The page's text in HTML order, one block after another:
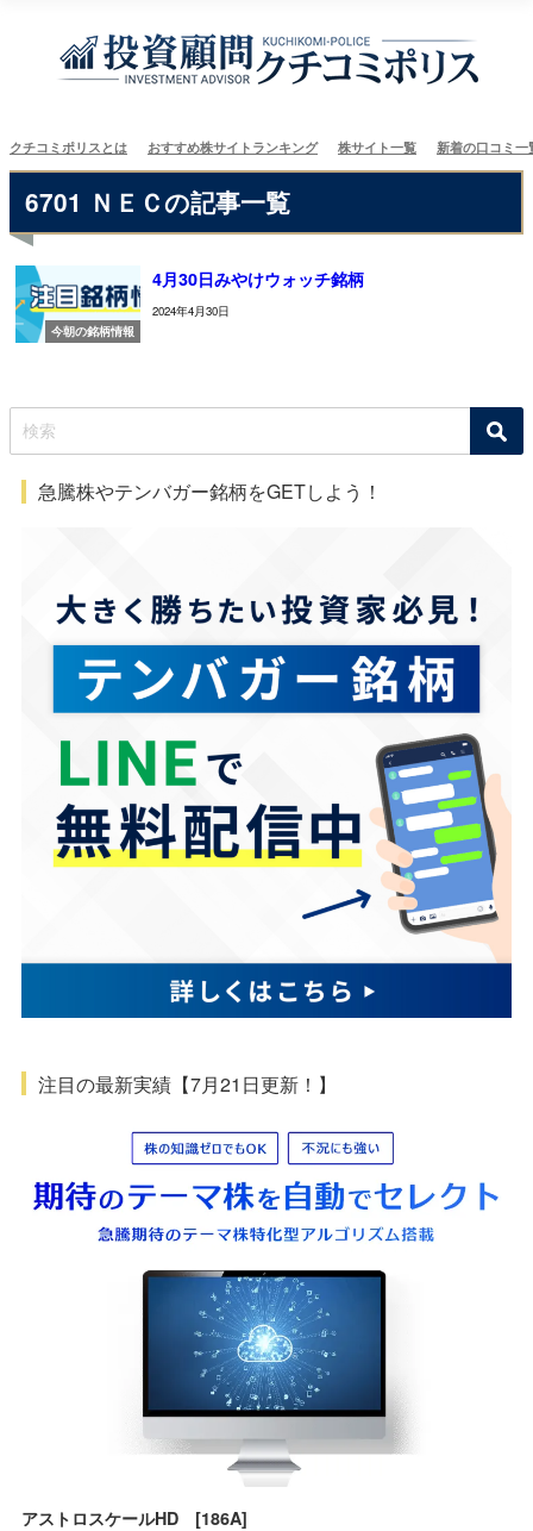
クチコミポリスとは おすすめ株サイトランキング 株サイト一覧 新着の口コミ一
6701 ＮＥＣの記事一覧
今朝の銘柄情報
4月30日みやけウォッチ銘柄
2024年4月30日
急騰株やテンバガー銘柄をGETしよう！
注目の最新実績【7月21日更新！】
アストロスケールHD [186A]